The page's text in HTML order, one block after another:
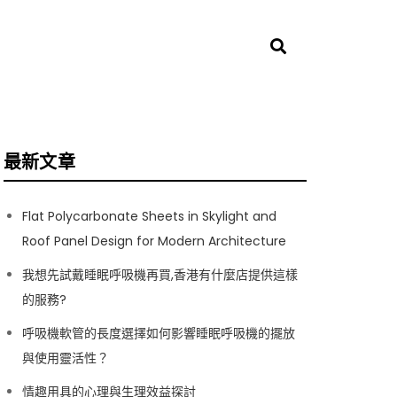
最新文章
Flat Polycarbonate Sheets in Skylight and
Roof Panel Design for Modern Architecture
我想先試戴睡眠呼吸機再買,香港有什麼店提供這樣
的服務?
呼吸機軟管的長度選擇如何影響睡眠呼吸機的擺放
與使用靈活性？
情趣用具的心理與生理效益探討